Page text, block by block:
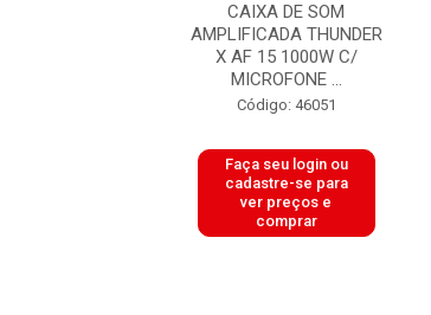
CAIXA DE SOM
AMPLIFICADA THUNDER
X AF 15 1000W C/
MICROFONE ...
Código: 46051
Faça seu login ou
cadastre-se para
ver preços e
comprar